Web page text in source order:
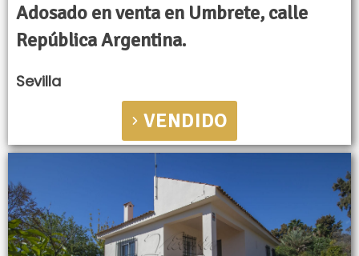
Adosado en venta en Umbrete, calle
República Argentina.
Sevilla
VENDIDO